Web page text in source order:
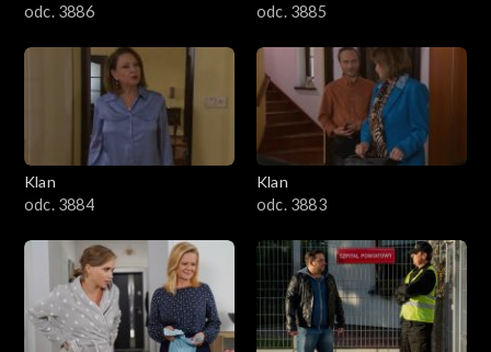
1901–2000
1801–1900
1701–1800
1601–1700
1501–1600
1401–1500
odc. 3886
odc. 3885
Klan
odc. 3884
Klan
odc. 3883